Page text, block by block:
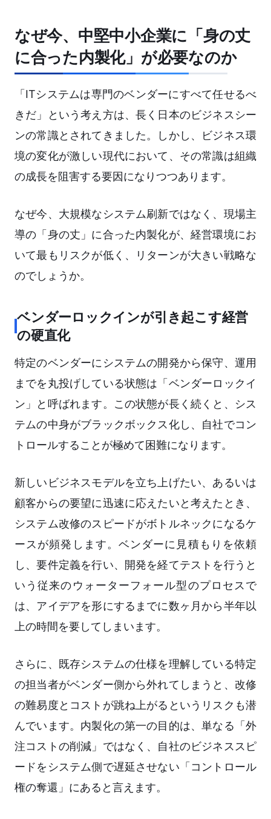
なぜ今、中堅中小企業に「身の丈
に合った内製化」が必要なのか
「ITシステムは専門のベンダーにすべて任せるべ
きだ」という考え方は、長く日本のビジネスシー
ンの常識とされてきました。しかし、ビジネス環
境の変化が激しい現代において、その常識は組織
の成長を阻害する要因になりつつあります。
なぜ今、大規模なシステム刷新ではなく、現場主
導の「身の丈」に合った内製化が、経営環境にお
いて最もリスクが低く、リターンが大きい戦略な
のでしょうか。
ベンダーロックインが引き起こす経営
の硬直化
特定のベンダーにシステムの開発から保守、運用
までを丸投げしている状態は「ベンダーロックイ
ン」と呼ばれます。この状態が長く続くと、シス
テムの中身がブラックボックス化し、自社でコン
トロールすることが極めて困難になります。
新しいビジネスモデルを立ち上げたい、あるいは
顧客からの要望に迅速に応えたいと考えたとき、
システム改修のスピードがボトルネックになるケ
ースが頻発します。ベンダーに見積もりを依頼
し、要件定義を行い、開発を経てテストを行うと
いう従来のウォーターフォール型のプロセスで
は、アイデアを形にするまでに数ヶ月から半年以
上の時間を要してしまいます。
さらに、既存システムの仕様を理解している特定
の担当者がベンダー側から外れてしまうと、改修
の難易度とコストが跳ね上がるというリスクも潜
んでいます。内製化の第一の目的は、単なる「外
注コストの削減」ではなく、自社のビジネススピ
ードをシステム側で遅延させない「コントロール
権の奪還」にあると言えます。